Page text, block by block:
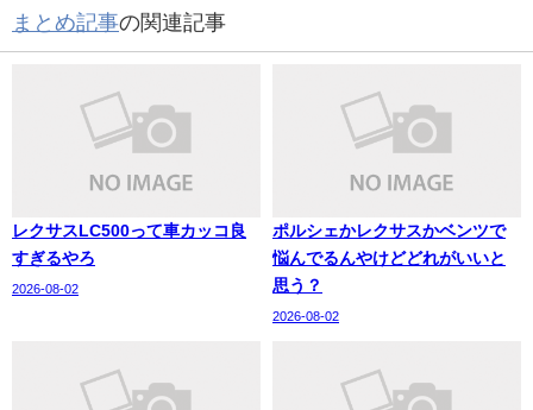
まとめ記事の関連記事
レクサスLC500って車カッコ良
すぎるやろ
2026-08-02
ポルシェかレクサスかベンツで
悩んでるんやけどどれがいいと
思う？
2026-08-02